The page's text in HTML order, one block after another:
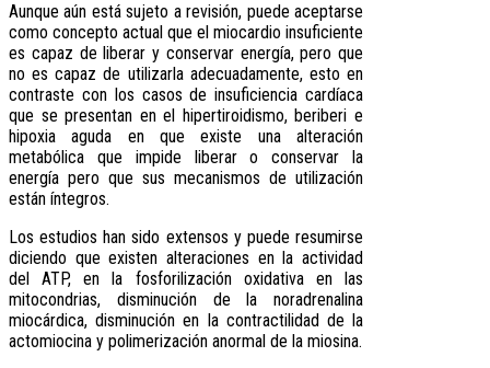
Aunque aún está sujeto a revisión, puede aceptarse
como concepto actual que el miocardio insuficiente
es capaz de liberar y conservar energía, pero que
no es capaz de utilizarla adecuadamente, esto en
contraste con los casos de insuficiencia cardíaca
que se presentan en el hipertiroidismo, beriberi e
hipoxia aguda en que existe una alteración
metabólica que impide liberar o conservar la
energía pero que sus mecanismos de utilización
están íntegros.
Los estudios han sido extensos y puede resumirse
diciendo que existen alteraciones en la actividad
del ATP, en la fosforilización oxidativa en las
mitocondrias, disminución de la noradrenalina
miocárdica, disminución en la contractilidad de la
actomiocina y polimerización anormal de la miosina.